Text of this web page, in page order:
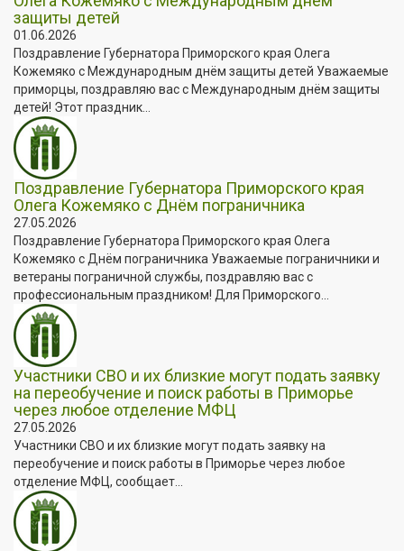
защиты детей
01.06.2026
Поздравление Губернатора Приморского края Олега
Кожемяко с Международным днём защиты детей Уважаемые
приморцы, поздравляю вас с Международным днём защиты
детей! Этот праздник...
Поздравление Губернатора Приморского края
Олега Кожемяко с Днём пограничника
27.05.2026
Поздравление Губернатора Приморского края Олега
Кожемяко с Днём пограничника Уважаемые пограничники и
ветераны пограничной службы, поздравляю вас с
профессиональным праздником! Для Приморского...
Участники СВО и их близкие могут подать заявку
на переобучение и поиск работы в Приморье
через любое отделение МФЦ
27.05.2026
Участники СВО и их близкие могут подать заявку на
переобучение и поиск работы в Приморье через любое
отделение МФЦ, сообщает...